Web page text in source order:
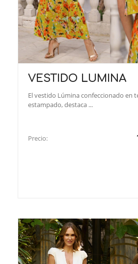
VESTIDO LUMINA
El vestido Lúmina confeccionado en
estampado, destaca ...
Precio: